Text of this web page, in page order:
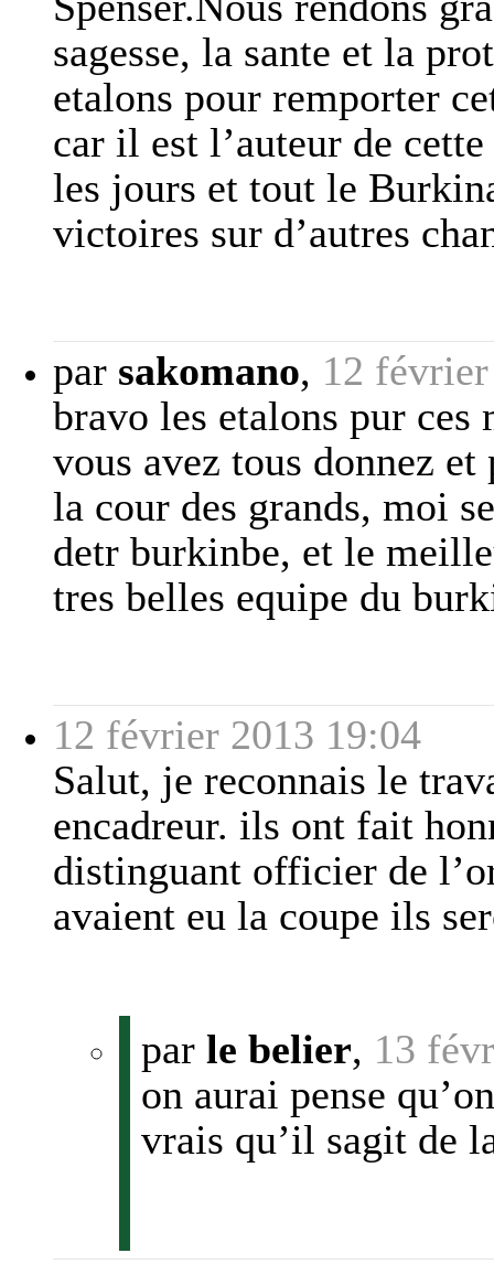
sagesse, la sante et la
etalons pour remporter
car il est l’auteur de
les jours et tout le
victoires sur d’autres
par sakomano, 12
bravo les etalons pur
vous avez tous donnez
la cour des grands, moi
detr burkinbe, et le
tres belles equipe du
12 février 2013 19:04
Salut, je reconnais le
encadreur. ils ont fait
distinguant officier de
avaient eu la coupe ils
par le belier, 13
on aurai pense
vrais qu’il sagit de